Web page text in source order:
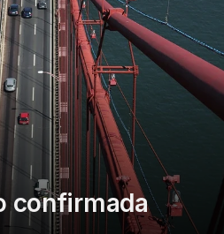
confirmada